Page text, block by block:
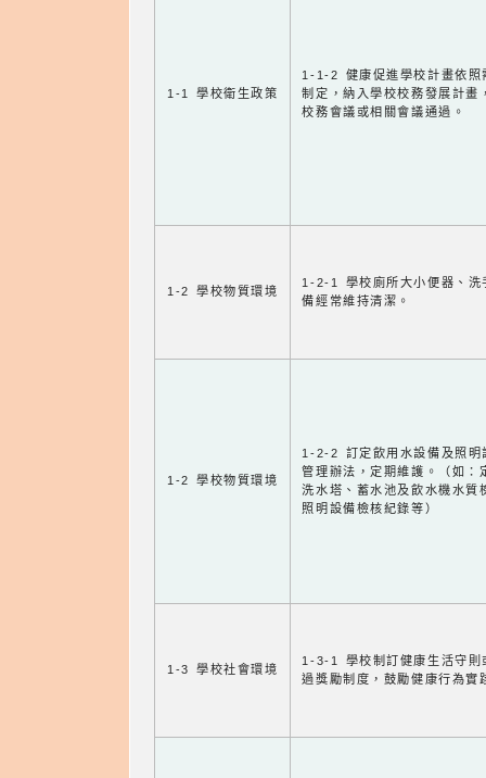
1-1 學校衛生政策
1-1-2 健康促進學校計畫依照
制定，納入學校校務發展計畫
校務會議或相關會議通過。
1-2 學校物質環境
1-2-1 學校廁所大小便器、洗
備經常維持清潔。
1-2 學校物質環境
1-2-2 訂定飲用水設備及照明
管理辦法，定期維護。（如：
洗水塔、蓄水池及飲水機水質
照明設備檢核紀錄等）
1-3 學校社會環境
1-3-1 學校制訂健康生活守則
過獎勵制度，鼓勵健康行為實